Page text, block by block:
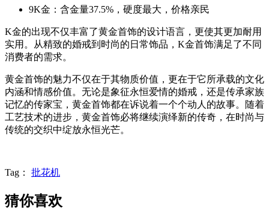
9K金：含金量37.5%，硬度最大，价格亲民
K金的出现不仅丰富了黄金首饰的设计语言，更使其更加耐用
实用。从精致的婚戒到时尚的日常饰品，K金首饰满足了不同
消费者的需求。
黄金首饰的魅力不仅在于其物质价值，更在于它所承载的文化
内涵和情感价值。无论是象征永恒爱情的婚戒，还是传承家族
记忆的传家宝，黄金首饰都在诉说着一个个动人的故事。随着
工艺技术的进步，黄金首饰必将继续演绎新的传奇，在时尚与
传统的交织中绽放永恒光芒。
Tag： 批花机
猜你喜欢